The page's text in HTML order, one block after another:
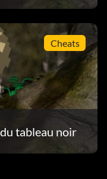
Cheats
tableau noir